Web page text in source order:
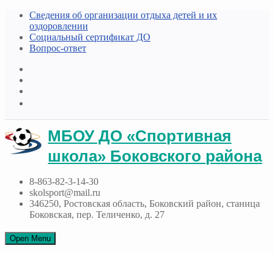
Сведения об организации отдыха детей и их
оздоровлении
Социальный сертификат ДО
Вопрос-ответ
МБОУ ДО «Спортивная
школа» Боковского района
8-863-82-3-14-30
skolsport@mail.ru
346250, Ростовская область, Боковский район, станица
Боковская, пер. Теличенко, д. 27
Open Menu